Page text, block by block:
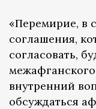
«Перемирие, в
соглашения,
согласовать,
внутренний
обсуждаться